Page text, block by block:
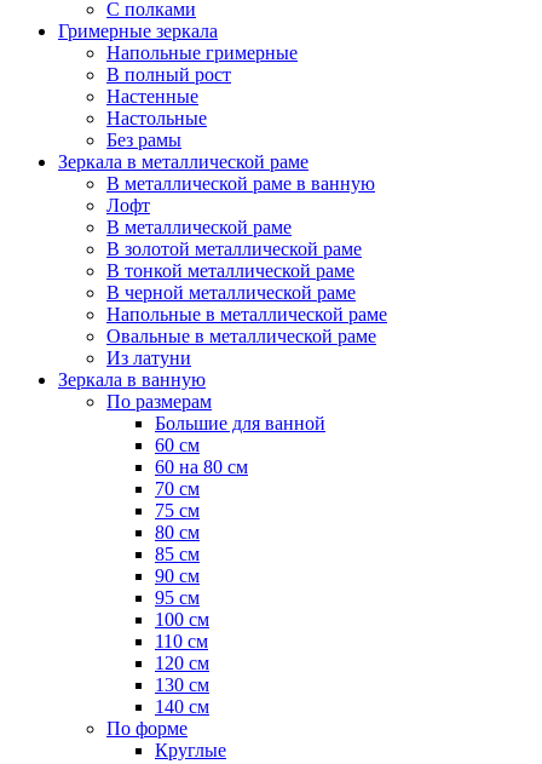
С полками
Гримерные зеркала
Напольные гримерные
В полный рост
Настенные
Настольные
Без рамы
Зеркала в металлической раме
В металлической раме в ванную
Лофт
В металлической раме
В золотой металлической раме
В тонкой металлической раме
В черной металлической раме
Напольные в металлической раме
Овальные в металлической раме
Из латуни
Зеркала в ванную
По размерам
Большие для ванной
60 см
60 на 80 см
70 см
75 см
80 см
85 см
90 см
95 см
100 см
110 см
120 см
130 см
140 см
По форме
Круглые